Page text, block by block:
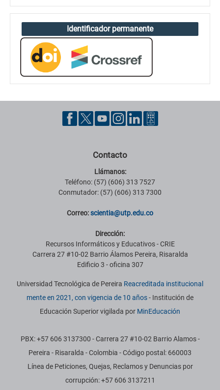
Identificador permanente
Contacto
Llámanos:
Teléfono: (57) (606) 313 7527
Conmutador: (57) (606) 313 7300
Correo:scientia@utp.edu.co
Dirección:
Recursos Informáticos y Educativos - CRIE
Carrera 27 #10-02 Barrio Álamos Pereira, Risaralda
Edificio 3 - oficina 307
Universidad Tecnológica de Pereira Reacreditada institucional
mente en 2021, con vigencia de 10 años- Institución de
Educación Superior vigilada por MinEducación
PBX: +57 606 3137300 - Carrera 27 #10-02 Barrio Alamos -
Pereira - Risaralda - Colombia - Código postal: 660003
Línea de Peticiones, Quejas, Reclamos y Denuncias por
corrupción: +57 606 3137211